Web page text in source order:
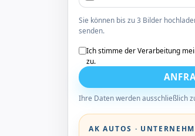
Sie können bis zu 3 Bilder
senden.
Ich stimme der Verarbeitung
zu.
Ihre Daten werden ausschließlich
AK AUTOS ·